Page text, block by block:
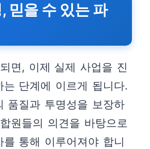
믿을 수 있는 파
면, 이제 실제 사업을 진
단계에 이르게 됩니다.
품질과 투명성을 보장하
원들의 의견을 바탕으로
통해 이루어져야 합니